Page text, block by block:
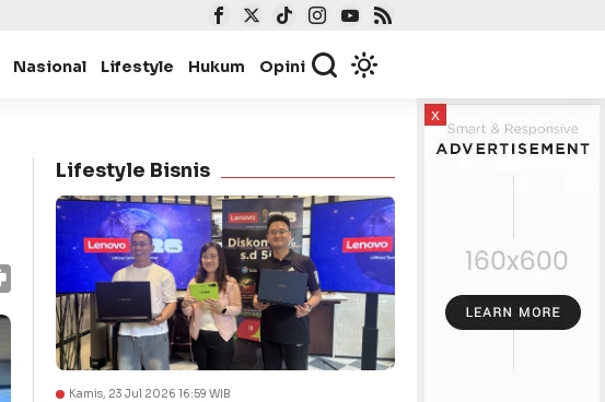
Nasional Lifestyle Hukum Opini
x
Lifestyle Bisnis
Kamis, 23 Jul 2026 16:59 WIB